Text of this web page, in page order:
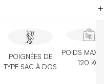
POIGNÉES DE
TYPE SAC À DOS
POIDS
120 KG